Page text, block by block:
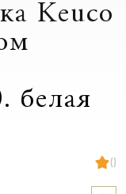
Keuco
белая
()